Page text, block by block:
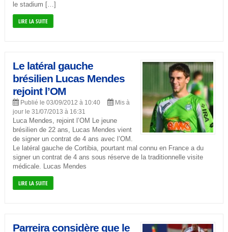
le stadium […]
LIRE LA SUITE
Le latéral gauche
brésilien Lucas Mendes
rejoint l’OM
Publié le 03/09/2012 à 10:40
Mis à
jour le 31/07/2013 à 16:31
Luca Mendes, rejoint l’OM Le jeune
brésilien de 22 ans, Lucas Mendes vient
de signer un contrat de 4 ans avec l’OM.
Le latéral gauche de Cortibia, pourtant mal connu en France a du
signer un contrat de 4 ans sous réserve de la traditionnelle visite
médicale. Lucas Mendes
LIRE LA SUITE
Parreira considère que le